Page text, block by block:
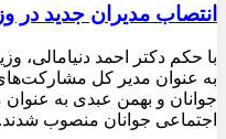
انتصاب مدیران جدید در
با حکم دکتر احمد دنیامالی،
به عنوان مدیر کل
جوانان و بهمن عبدی به
اجتماعی جوانان منصوب شدند.